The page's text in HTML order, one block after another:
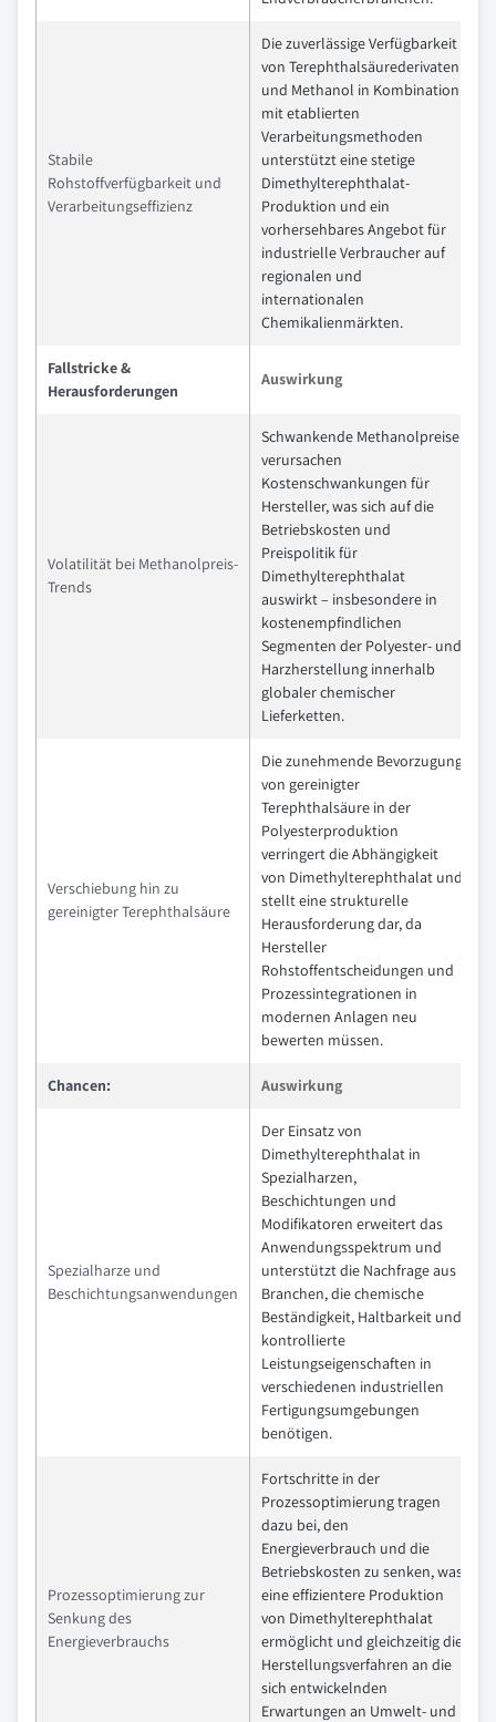
Stabile
Rohstoffverfügbarkeit und
Verarbeitungseffizienz
Die zuverlässige Verfügbarkeit
von Terephthalsäurederivaten
und Methanol in Kombination
mit etablierten
Verarbeitungsmethoden
unterstützt eine stetige
Dimethylterephthalat-
Produktion und ein
vorhersehbares Angebot für
industrielle Verbraucher auf
regionalen und
internationalen
Chemikalienmärkten.
Fallstricke &
Herausforderungen
Auswirkung
Volatilität bei Methanolpreis-
Trends
Schwankende Methanolpreise
verursachen
Kostenschwankungen für
Hersteller, was sich auf die
Betriebskosten und
Preispolitik für
Dimethylterephthalat
auswirkt – insbesondere in
kostenempfindlichen
Segmenten der Polyester- und
Harzherstellung innerhalb
globaler chemischer
Lieferketten.
Verschiebung hin zu
gereinigter Terephthalsäure
Die zunehmende Bevorzugung
von gereinigter
Terephthalsäure in der
Polyesterproduktion
verringert die Abhängigkeit
von Dimethylterephthalat und
stellt eine strukturelle
Herausforderung dar, da
Hersteller
Rohstoffentscheidungen und
Prozessintegrationen in
modernen Anlagen neu
bewerten müssen.
Chancen: Auswirkung
Spezialharze und
Beschichtungsanwendungen
Der Einsatz von
Dimethylterephthalat in
Spezialharzen,
Beschichtungen und
Modifikatoren erweitert das
Anwendungsspektrum und
unterstützt die Nachfrage aus
Branchen, die chemische
Beständigkeit, Haltbarkeit und
kontrollierte
Leistungseigenschaften in
verschiedenen industriellen
Fertigungsumgebungen
benötigen.
Prozessoptimierung zur
Senkung des
Energieverbrauchs
Fortschritte in der
Prozessoptimierung tragen
dazu bei, den
Energieverbrauch und die
Betriebskosten zu senken, was
eine effizientere Produktion
von Dimethylterephthalat
ermöglicht und gleichzeitig die
Herstellungsverfahren an die
sich entwickelnden
Erwartungen an Umwelt- und